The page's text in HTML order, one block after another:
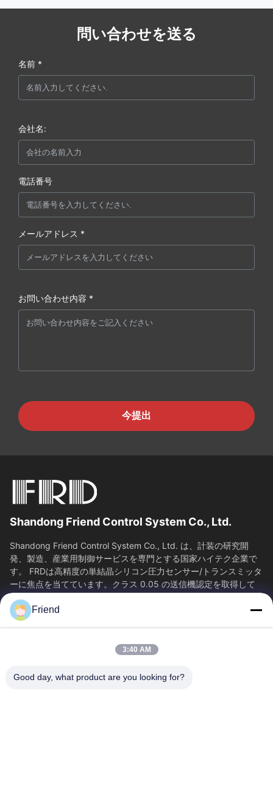
問い合わせを送る
名前 *
会社名:
電話番号
メールアドレス *
お問い合わせ内容 *
今提出
Shandong Friend Control System Co., Ltd.
Shandong Friend Control System Co., Ltd. は、計装の研究開
発、製造、産業用制御サービスを専門とする国家ハイテク企業で
す。 FRDは高精度の単結晶シリコン圧力センサー/トランスミッタ
ーに焦点を当てています。クラス 0.05 の送信機認定を取得して
おり、65...
SAIKESAISI水素エナジー
企業情報
会社案内
品質管理
Friend
3:40 AM
Good day, what product are you looking for?